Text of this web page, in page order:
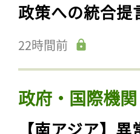
政策への統合提
22時間前
政府・国際機
【南アジア】